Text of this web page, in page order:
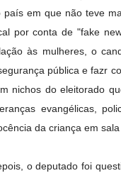
país em que não teve
por conta de "fake
às mulheres, o
pública e fazr
nichos do eleitorado
evangélicas,
da criança em
o deputado foi